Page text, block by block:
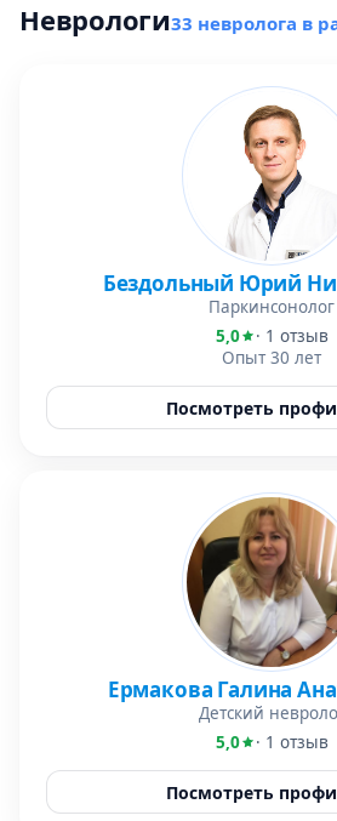
Неврологи33 невролога в
Бездольный Юрий
Паркинсонолог
5,0
· 1 отзыв
Опыт 30 лет
Посмотреть
Ермакова Галина
Детский
5,0
· 1 отзыв
Посмотреть